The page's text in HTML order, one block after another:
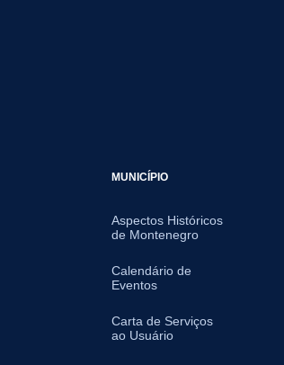
MUNICÍPIO
Aspectos Históricos
de Montenegro
Calendário de
Eventos
Carta de Serviços
ao Usuário